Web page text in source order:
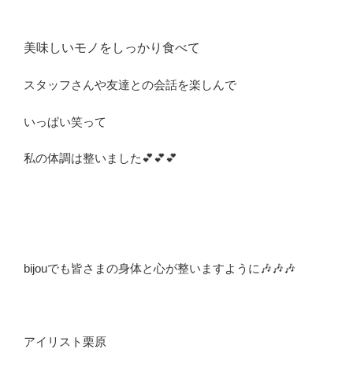
美味しいモノをしっかり食べて
スタッフさんや友達との会話を楽しんで
いっぱい笑って
私の体調は整いました💕💕💕
bijouでも皆さまの身体と心が整いますように🎶🎶🎶
アイリスト栗原